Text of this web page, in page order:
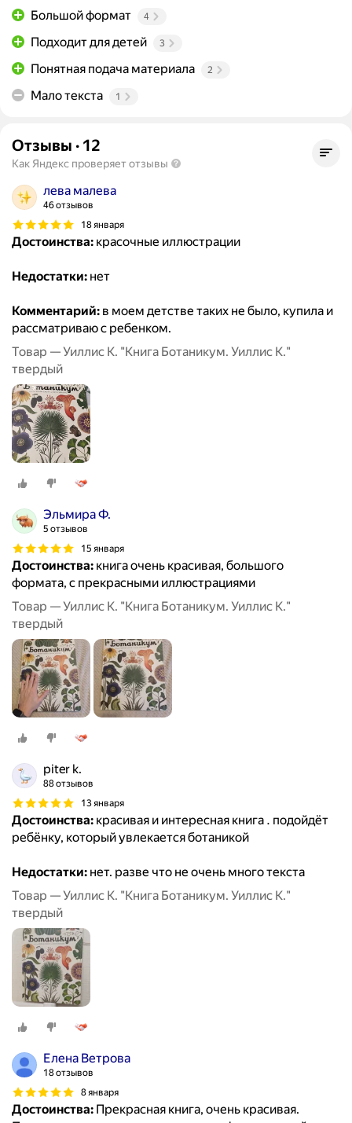
Большой формат 4
Подходит для детей 3
Понятная подача материала 2
Мало текста 1
Отзывы · 12
Как Яндекс проверяет отзывы
лева малева
46 отзывов
18 января
Достоинства: красочные иллюстрации
Недостатки: нет
Комментарий: в моем детстве таких не было, купила и
рассматриваю с ребенком.
Товар — Уиллис К. "Книга Ботаникум. Уиллис К."
твердый
Эльмира Ф.
5 отзывов
15 января
Достоинства: книга очень красивая, большого
формата, с прекрасными иллюстрациями
Товар — Уиллис К. "Книга Ботаникум. Уиллис К."
твердый
piter k.
88 отзывов
13 января
Достоинства: красивая и интересная книга . подойдёт
ребёнку, который увлекается ботаникой
Недостатки: нет. разве что не очень много текста
Товар — Уиллис К. "Книга Ботаникум. Уиллис К."
твердый
Елена Ветрова
18 отзывов
8 января
Достоинства: Прекрасная книга, очень красивая.